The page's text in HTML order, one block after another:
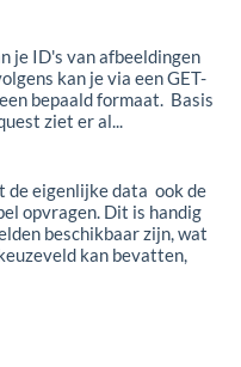
je ID's van afbeeldingen
kan je via een GET-
bepaald formaat. Basis
ziet er al...
de eigenlijke data ook de
opvragen. Dit is handig
beschikbaar zijn, wat
kan bevatten,